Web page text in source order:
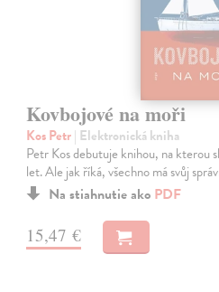
Kovbojové na moři
Kos Petr| Elektronická kniha
Petr Kos debutuje knihou, na kterou
let. Ale jak říká, všechno má svůj
Na stiahnutie ako PDF
15,47 €